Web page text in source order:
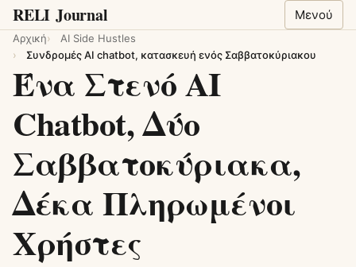
RELI Journal Μενού
Αρχική
AI Side Hustles
Συνδρομές AI chatbot, κατασκευή ενός Σαββατοκύριακου
Ένα Στενό AI
Chatbot, Δύο
Σαββατοκύριακα,
Δέκα Πληρωμένοι
Χρήστες